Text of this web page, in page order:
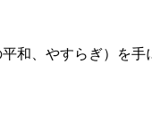
和、やすらぎ）を手